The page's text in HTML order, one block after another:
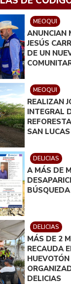
MEOQUI
ANUNCIAN
JESÚS
DE UN
MEOQUI
REALIZAN
INTEGRAL
SAN LUCAS
DELICIAS
A MÁS DE
DELICIAS
MÁS DE 2
RECAUDA
DELICIAS